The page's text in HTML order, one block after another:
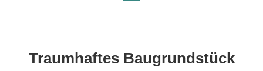
Traumhaftes Baugrundstück